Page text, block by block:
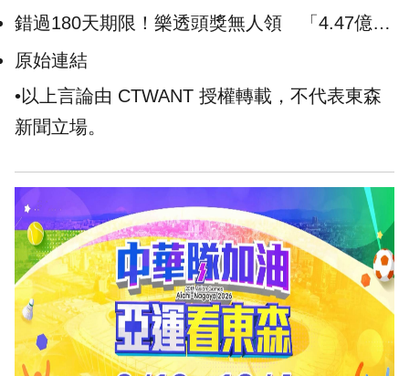
搖頭：根本慣老闆
錯過180天期限！樂透頭獎無人領 「4.47億全
充公」幸運兒發財夢碎
原始連結
•以上言論由 CTWANT 授權轉載，不代表東森
新聞立場。